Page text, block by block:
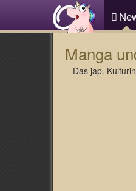
Manga
Das jap.